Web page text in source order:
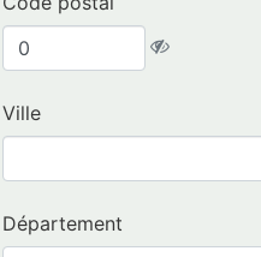
Ville
Département